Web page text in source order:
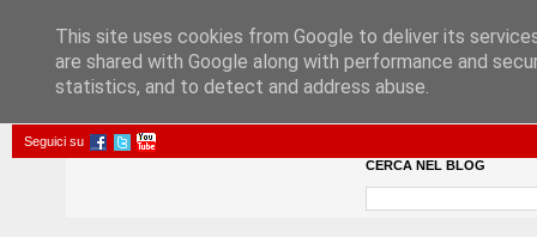
Seguici su
CERCA NEL BLOG
This site uses cookies from Google to deliver its
are shared with Google along with performance and
statistics, and to detect and address abuse.